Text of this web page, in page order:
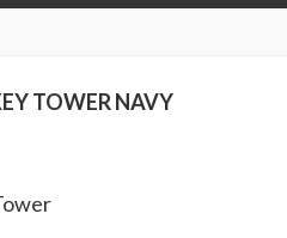
TOWER NAVY